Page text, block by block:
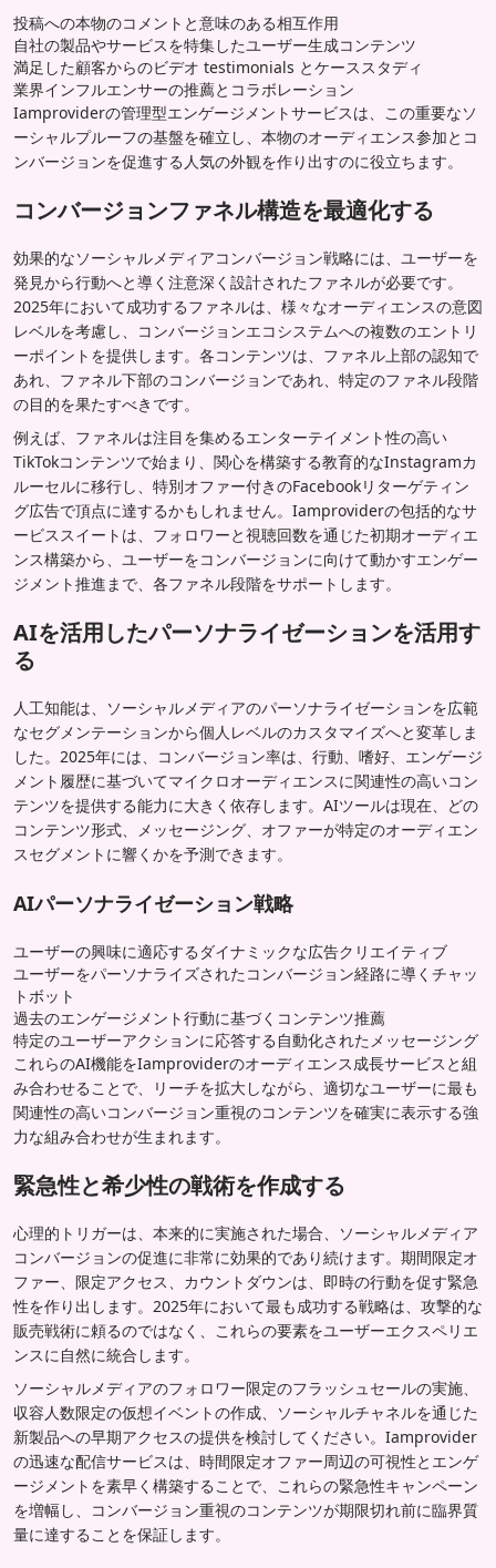
投稿への本物のコメントと意味のある相互作用
自社の製品やサービスを特集したユーザー生成コンテンツ
満足した顧客からのビデオ testimonials とケーススタディ
業界インフルエンサーの推薦とコラボレーション
Iamproviderの管理型エンゲージメントサービスは、この重要なソ
ーシャルプルーフの基盤を確立し、本物のオーディエンス参加とコ
ンバージョンを促進する人気の外観を作り出すのに役立ちます。
コンバージョンファネル構造を最適化する
効果的なソーシャルメディアコンバージョン戦略には、ユーザーを
発見から行動へと導く注意深く設計されたファネルが必要です。
2025年において成功するファネルは、様々なオーディエンスの意図
レベルを考慮し、コンバージョンエコシステムへの複数のエントリ
ーポイントを提供します。各コンテンツは、ファネル上部の認知で
あれ、ファネル下部のコンバージョンであれ、特定のファネル段階
の目的を果たすべきです。
例えば、ファネルは注目を集めるエンターテイメント性の高い
TikTokコンテンツで始まり、関心を構築する教育的なInstagramカ
ルーセルに移行し、特別オファー付きのFacebookリターゲティン
グ広告で頂点に達するかもしれません。Iamproviderの包括的なサ
ービススイートは、フォロワーと視聴回数を通じた初期オーディエ
ンス構築から、ユーザーをコンバージョンに向けて動かすエンゲー
ジメント推進まで、各ファネル段階をサポートします。
AIを活用したパーソナライゼーションを活用す
る
人工知能は、ソーシャルメディアのパーソナライゼーションを広範
なセグメンテーションから個人レベルのカスタマイズへと変革しま
した。2025年には、コンバージョン率は、行動、嗜好、エンゲージ
メント履歴に基づいてマイクロオーディエンスに関連性の高いコン
テンツを提供する能力に大きく依存します。AIツールは現在、どの
コンテンツ形式、メッセージング、オファーが特定のオーディエン
スセグメントに響くかを予測できます。
AIパーソナライゼーション戦略
ユーザーの興味に適応するダイナミックな広告クリエイティブ
ユーザーをパーソナライズされたコンバージョン経路に導くチャッ
トボット
過去のエンゲージメント行動に基づくコンテンツ推薦
特定のユーザーアクションに応答する自動化されたメッセージング
これらのAI機能をIamproviderのオーディエンス成長サービスと組
み合わせることで、リーチを拡大しながら、適切なユーザーに最も
関連性の高いコンバージョン重視のコンテンツを確実に表示する強
力な組み合わせが生まれます。
緊急性と希少性の戦術を作成する
心理的トリガーは、本来的に実施された場合、ソーシャルメディア
コンバージョンの促進に非常に効果的であり続けます。期間限定オ
ファー、限定アクセス、カウントダウンは、即時の行動を促す緊急
性を作り出します。2025年において最も成功する戦略は、攻撃的な
販売戦術に頼るのではなく、これらの要素をユーザーエクスペリエ
ンスに自然に統合します。
ソーシャルメディアのフォロワー限定のフラッシュセールの実施、
収容人数限定の仮想イベントの作成、ソーシャルチャネルを通じた
新製品への早期アクセスの提供を検討してください。Iamprovider
の迅速な配信サービスは、時間限定オファー周辺の可視性とエンゲ
ージメントを素早く構築することで、これらの緊急性キャンペーン
を増幅し、コンバージョン重視のコンテンツが期限切れ前に臨界質
量に達することを保証します。